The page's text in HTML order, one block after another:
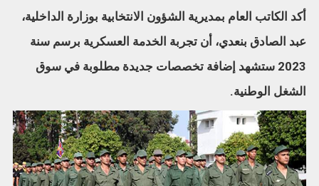
أكد الكاتب العام بمديرية الشؤون الانتخابية بوزارة الداخلية،
عبد الصادق بنعدي، أن تجربة الخدمة العسكرية برسم سنة
2023 ستشهد إضافة تخصصات جديدة مطلوبة في سوق
الشغل الوطنية.